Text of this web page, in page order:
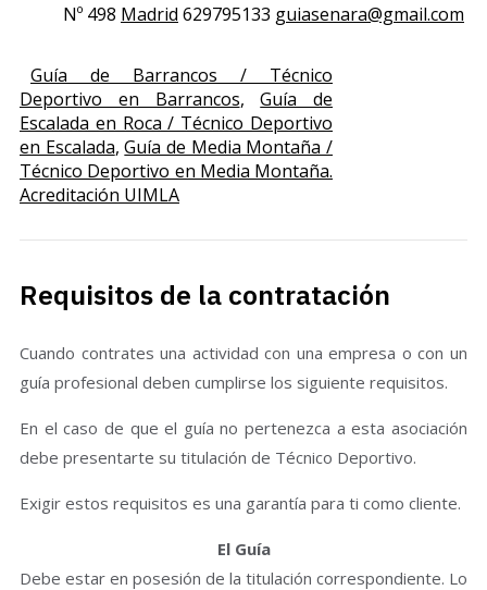
Nº 498 Madrid 629795133 guiasenara@gmail.com
Guía de Barrancos / Técnico
Deportivo en Barrancos,Guía de
Escalada en Roca / Técnico Deportivo
en Escalada,Guía de Media Montaña /
Técnico Deportivo en Media Montaña.
Acreditación UIMLA
Requisitos de la contratación
Cuando contrates una actividad con una empresa o con un
guía profesional deben cumplirse los siguiente requisitos.
En el caso de que el guía no pertenezca a esta asociación
debe presentarte su titulación de Técnico Deportivo.
Exigir estos requisitos es una garantía para ti como cliente.
El Guía
Debe estar en posesión de la titulación correspondiente. Lo